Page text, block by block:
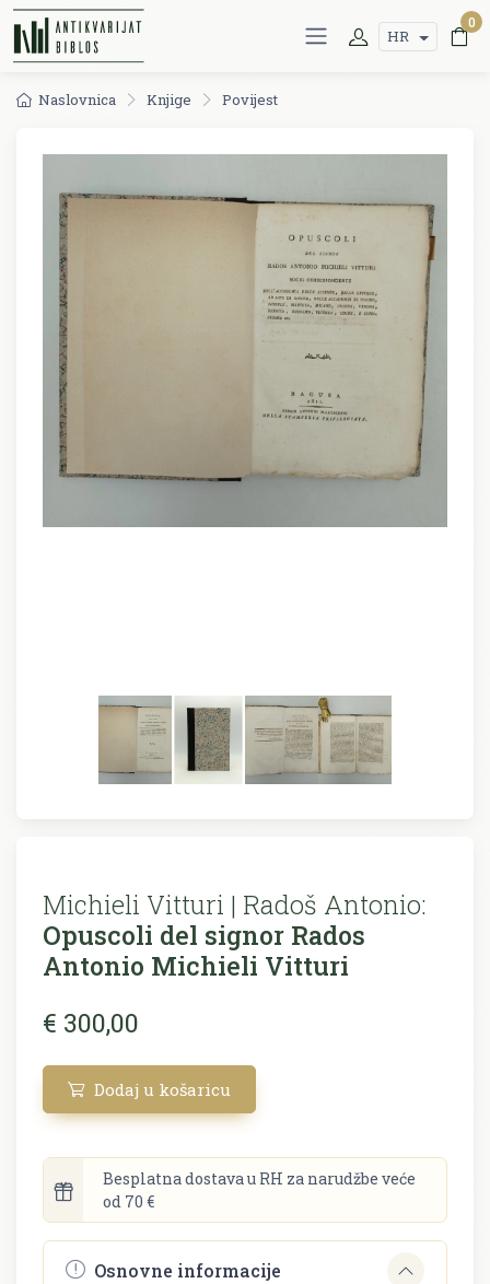
HR
0
Naslovnica Knjige Povijest
Michieli Vitturi | Radoš Antonio:
Opuscoli del signor Rados
Antonio Michieli Vitturi
€ 300,00
Dodaj u košaricu
Besplatna dostava u RH za narudžbe veće
od 70 €
Osnovne informacije